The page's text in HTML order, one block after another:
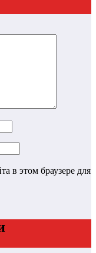
в этом браузере для